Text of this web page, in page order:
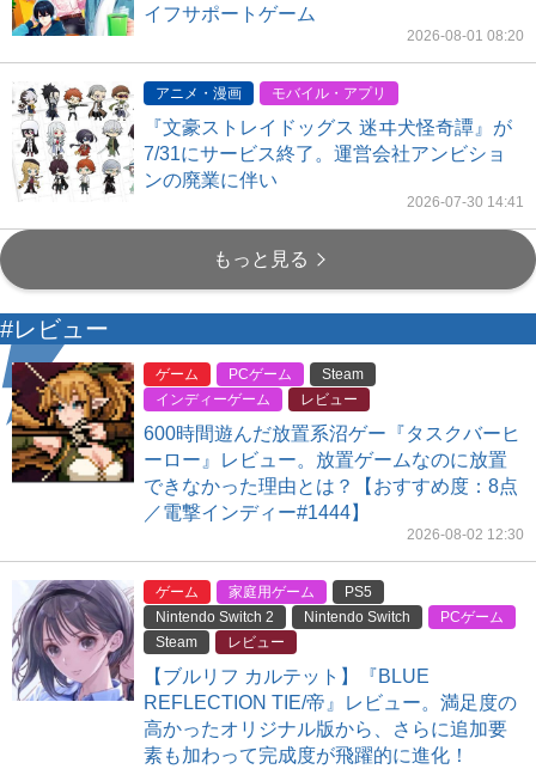
イフサポートゲーム
2026-08-01 08:20
アニメ・漫画 モバイル・アプリ
『文豪ストレイドッグス 迷ヰ犬怪奇譚』が
7/31にサービス終了。運営会社アンビショ
ンの廃業に伴い
2026-07-30 14:41
もっと見る
#レビュー
ゲーム PCゲーム
Steam
インディーゲーム
レビュー
600時間遊んだ放置系沼ゲー『タスクバーヒ
ーロー』レビュー。放置ゲームなのに放置
できなかった理由とは？【おすすめ度：8点
／電撃インディー#1444】
2026-08-02 12:30
ゲーム 家庭用ゲーム
PS5
Nintendo Switch 2
Nintendo Switch
PCゲーム
Steam
レビュー
【ブルリフ カルテット】『BLUE
REFLECTION TIE/帝』レビュー。満足度の
高かったオリジナル版から、さらに追加要
素も加わって完成度が飛躍的に進化！